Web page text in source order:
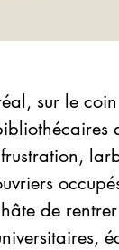
sur le
frustration,
hâte de